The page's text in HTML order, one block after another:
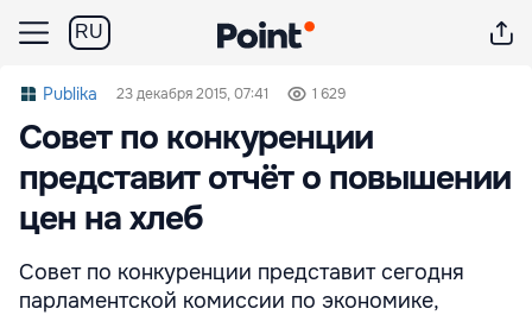
RU
Publika 23 декабря 2015, 07:41 1 629
Совет по конкуренции
представит отчёт о повышении
цен на хлеб
Совет по конкуренции представит сегодня
парламентской комиссии по экономике,